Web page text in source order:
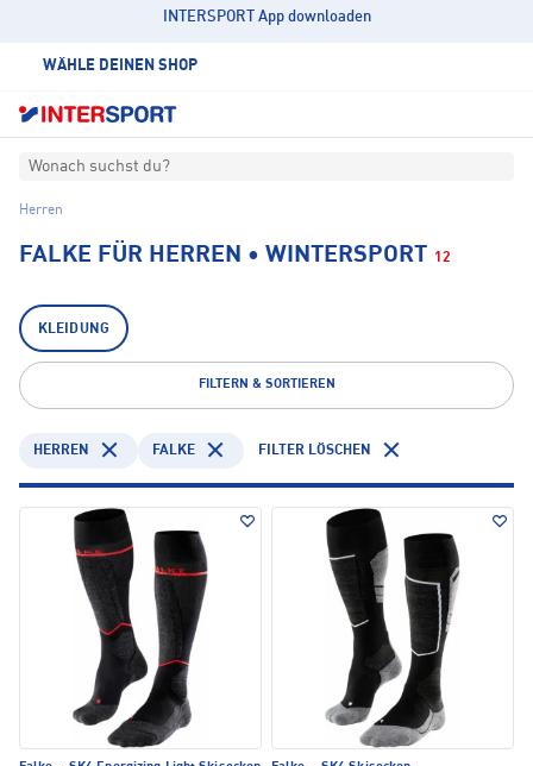
INTERSPORT App downloaden
WÄHLE DEINEN SHOP
Wonach suchst du?
Herren
FALKE FÜR HERREN • WINTERSPORT 12
KLEIDUNG
FILTERN & SORTIEREN
HERREN FALKE FILTER LÖSCHEN